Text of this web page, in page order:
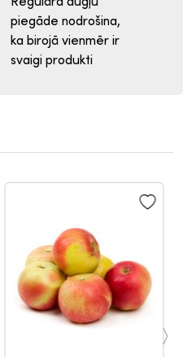
piegāde nodrošina,
ka birojā vienmēr ir
svaigi produkti